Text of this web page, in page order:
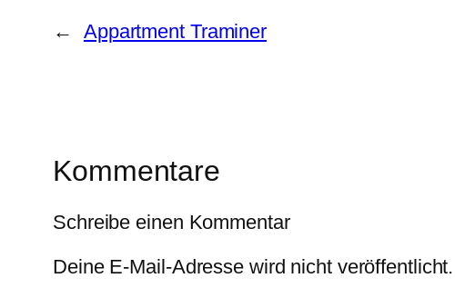
← Appartment Traminer
Kommentare
Schreibe einen Kommentar
Deine E-Mail-Adresse wird nicht veröffentlicht.